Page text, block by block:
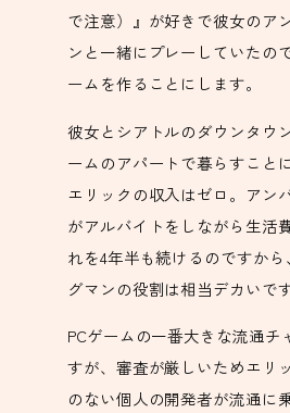
で注意）』が好きで彼女のア
ンと一緒にプレーしていたの
ームを作ることにします。
彼女とシアトルのダウンタウ
ームのアパートで暮らすこと
エリックの収入はゼロ。アン
がアルバイトをしながら生活
れを4年半も続けるのですか
グマンの役割は相当デカいです
PCゲームの一番大きな流通チ
すが、審査が厳しいためエリ
のない個人の開発者が流通に